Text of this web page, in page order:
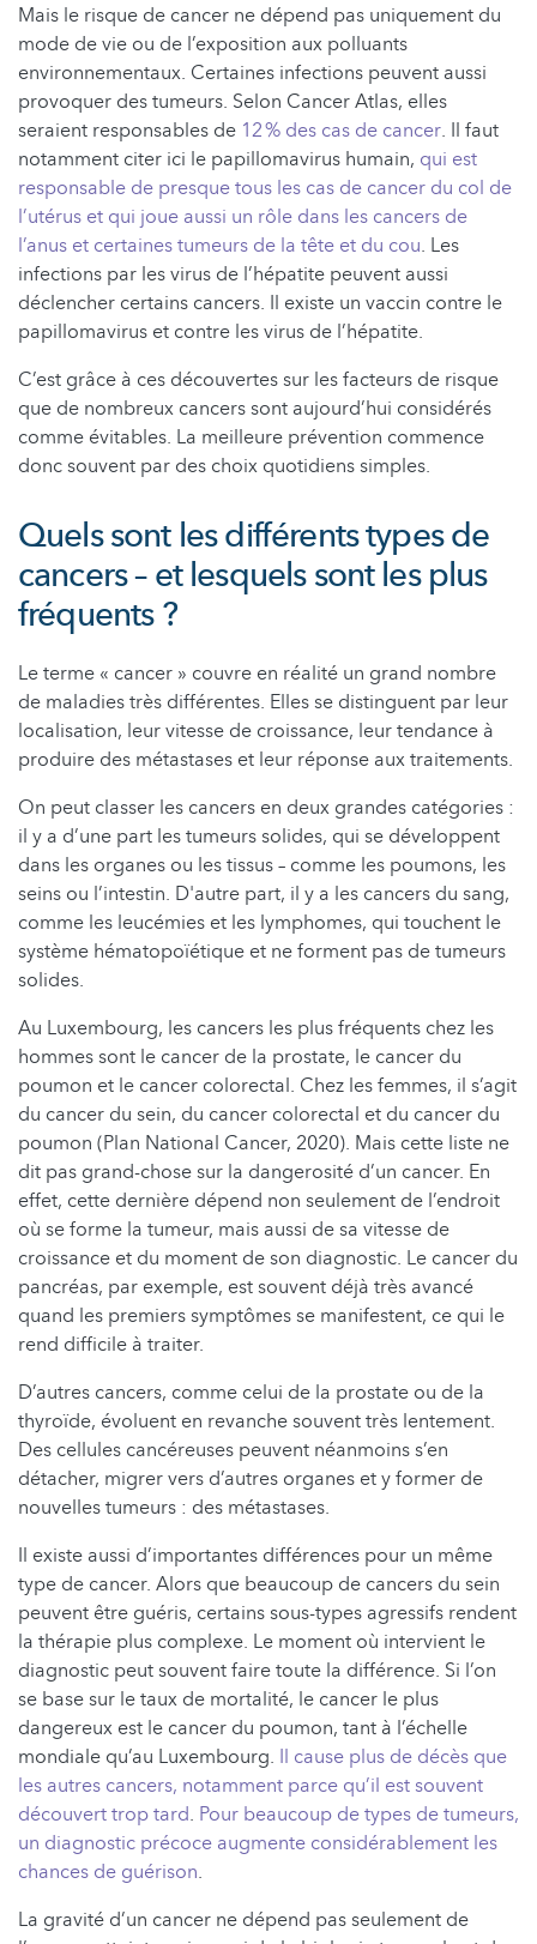
Mais le risque de cancer ne dépend pas uniquement du
mode de vie ou de l’exposition aux polluants
environnementaux. Certaines infections peuvent aussi
provoquer des tumeurs. Selon Cancer Atlas, elles
seraient responsables de 12 % des cas de cancer. Il faut
notamment citer ici le papillomavirus humain, qui est
responsable de presque tous les cas de cancer du col de
l’utérus et qui joue aussi un rôle dans les cancers de
l’anus et certaines tumeurs de la tête et du cou. Les
infections par les virus de l’hépatite peuvent aussi
déclencher certains cancers. Il existe un vaccin contre le
papillomavirus et contre les virus de l’hépatite.
C’est grâce à ces découvertes sur les facteurs de risque
que de nombreux cancers sont aujourd’hui considérés
comme évitables. La meilleure prévention commence
donc souvent par des choix quotidiens simples.
Quels sont les différents types de
cancers – et lesquels sont les plus
fréquents ?
Le terme « cancer » couvre en réalité un grand nombre
de maladies très différentes. Elles se distinguent par leur
localisation, leur vitesse de croissance, leur tendance à
produire des métastases et leur réponse aux traitements.
On peut classer les cancers en deux grandes catégories :
il y a d’une part les tumeurs solides, qui se développent
dans les organes ou les tissus – comme les poumons, les
seins ou l’intestin. D'autre part, il y a les cancers du sang,
comme les leucémies et les lymphomes, qui touchent le
système hématopoïétique et ne forment pas de tumeurs
solides.
Au Luxembourg, les cancers les plus fréquents chez les
hommes sont le cancer de la prostate, le cancer du
poumon et le cancer colorectal. Chez les femmes, il s’agit
du cancer du sein, du cancer colorectal et du cancer du
poumon (Plan National Cancer, 2020). Mais cette liste ne
dit pas grand-chose sur la dangerosité d’un cancer. En
effet, cette dernière dépend non seulement de l’endroit
où se forme la tumeur, mais aussi de sa vitesse de
croissance et du moment de son diagnostic. Le cancer du
pancréas, par exemple, est souvent déjà très avancé
quand les premiers symptômes se manifestent, ce qui le
rend difficile à traiter.
D’autres cancers, comme celui de la prostate ou de la
thyroïde, évoluent en revanche souvent très lentement.
Des cellules cancéreuses peuvent néanmoins s’en
détacher, migrer vers d’autres organes et y former de
nouvelles tumeurs : des métastases.
Il existe aussi d’importantes différences pour un même
type de cancer. Alors que beaucoup de cancers du sein
peuvent être guéris, certains sous-types agressifs rendent
la thérapie plus complexe. Le moment où intervient le
diagnostic peut souvent faire toute la différence. Si l’on
se base sur le taux de mortalité, le cancer le plus
dangereux est le cancer du poumon, tant à l’échelle
mondiale qu’au Luxembourg. Il cause plus de décès que
les autres cancers, notamment parce qu’il est souvent
découvert trop tard. Pour beaucoup de types de tumeurs,
un diagnostic précoce augmente considérablement les
chances de guérison.
La gravité d’un cancer ne dépend pas seulement de